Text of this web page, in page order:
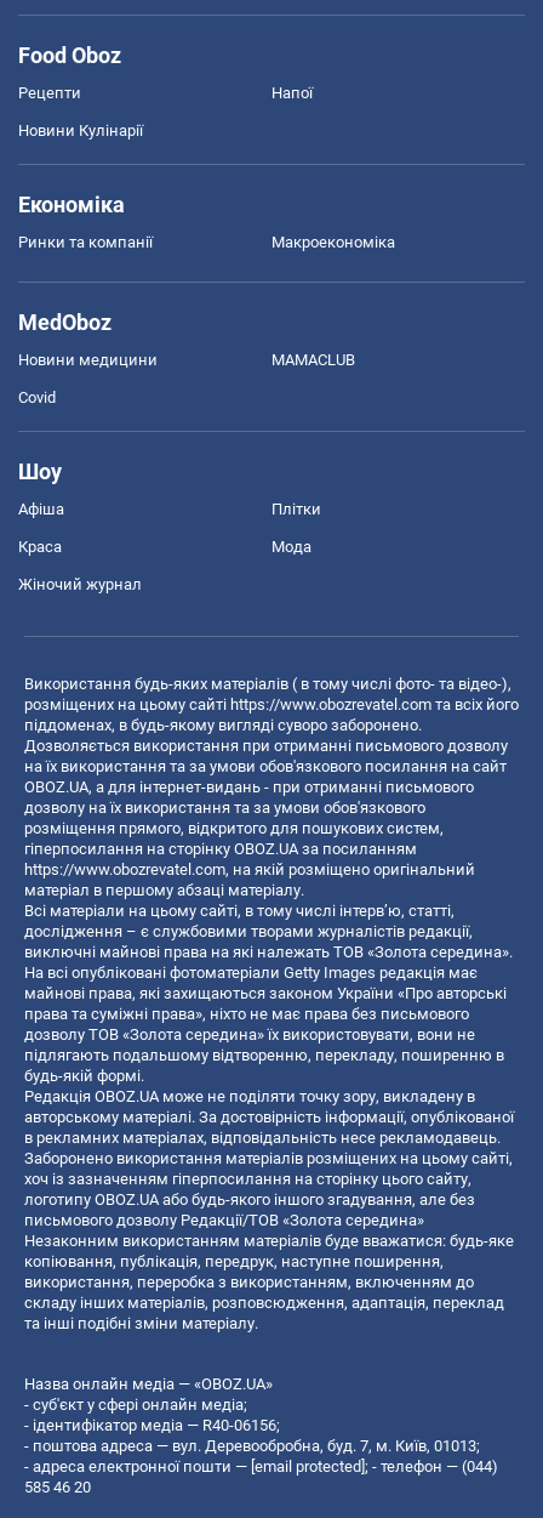
Food Oboz
Рецепти Напої
Новини Кулінарії
Економіка
Ринки та компанії Макроекономіка
MedOboz
Новини медицини MAMACLUB
Covid
Шоу
Афіша Плітки
Краса Мода
Жіночий журнал
Використання будь-яких матеріалів ( в тому числі фото- та відео-),
розміщених на цьому сайті https://www.obozrevatel.com та всіх його
піддоменах, в будь-якому вигляді суворо заборонено.
Дозволяється використання при отриманні письмового дозволу
на їх використання та за умови обов'язкового посилання на сайт
OBOZ.UA, а для інтернет-видань - при отриманні письмового
дозволу на їх використання та за умови обов'язкового
розміщення прямого, відкритого для пошукових систем,
гіперпосилання на сторінку OBOZ.UA за посиланням
https://www.obozrevatel.com, на якій розміщено оригінальний
матеріал в першому абзаці матеріалу.
Всі матеріали на цьому сайті, в тому числі інтерв’ю, статті,
дослідження – є службовими творами журналістів редакції,
виключні майнові права на які належать ТОВ «Золота середина».
На всі опубліковані фотоматеріали Getty Images редакція має
майнові права, які захищаються законом України «Про авторські
права та суміжні права», ніхто не має права без письмового
дозволу ТОВ «Золота середина» їх використовувати, вони не
підлягають подальшому відтворенню, перекладу, поширенню в
будь-якій формі.
Редакція OBOZ.UA може не поділяти точку зору, викладену в
авторському матеріалі. За достовірність інформації, опублікованої
в рекламних матеріалах, відповідальність несе рекламодавець.
Заборонено використання матеріалів розміщених на цьому сайті,
хоч із зазначенням гіперпосилання на сторінку цього сайту,
логотипу OBOZ.UA або будь-якого іншого згадування, але без
письмового дозволу Редакції/ТОВ «Золота середина»
Незаконним використанням матеріалів буде вважатися: будь-яке
копiювання, публiкацiя, передрук, наступне поширення,
використання, переробка з використанням, включенням до
складу інших матеріалів, розповсюдження, адаптація, переклад
та інші подібні зміни матеріалу.
Назва онлайн медіа — «OBOZ.UA»
- суб'єкт у сфері онлайн медіа;
- ідентифікатор медіа — R40-06156;
- поштова адреса — вул. Деревообробна, буд. 7, м. Київ, 01013;
- адреса електронної пошти — [email protected]; - телефон — (044)
585 46 20